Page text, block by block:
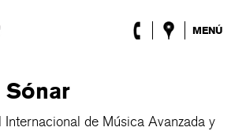
MENÚ
Sónar
Internacional de Música Avanzada y